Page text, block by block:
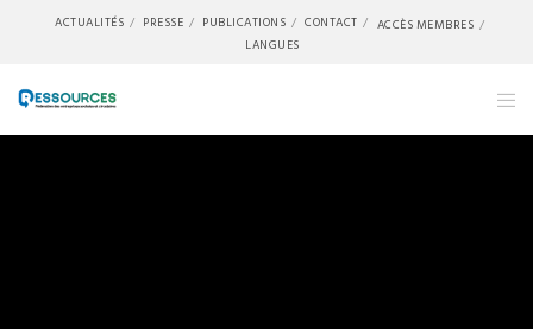
ACTUALITÉS PRESSE PUBLICATIONS CONTACT
ACCÈS MEMBRES
LANGUES